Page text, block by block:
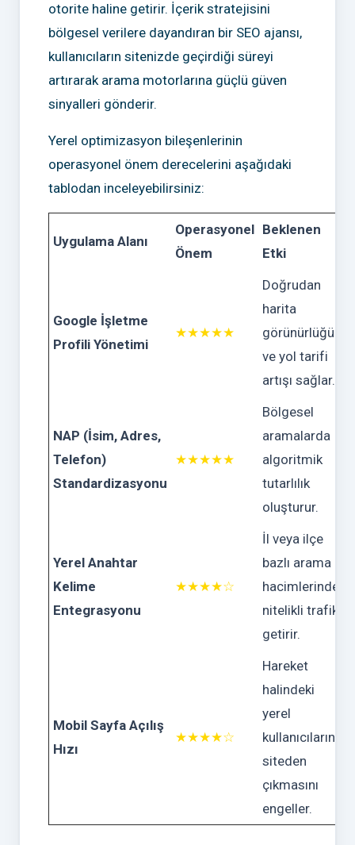
otorite haline getirir. İçerik stratejisini
bölgesel verilere dayandıran bir SEO ajansı,
kullanıcıların sitenizde geçirdiği süreyi
artırarak arama motorlarına güçlü güven
sinyalleri gönderir.
Yerel optimizasyon bileşenlerinin
operasyonel önem derecelerini aşağıdaki
tablodan inceleyebilirsiniz:
Uygulama Alanı
Operasyonel
Önem
Beklenen
Etki
Google İşletme
Profili Yönetimi
★★★★★
Doğrudan
harita
görünürlüğü
ve yol tarifi
artışı sağlar.
NAP (İsim, Adres,
Telefon)
Standardizasyonu
★★★★★
Bölgesel
aramalarda
algoritmik
tutarlılık
oluşturur.
Yerel Anahtar
Kelime
Entegrasyonu
★★★★☆
İl veya ilçe
bazlı arama
hacimlerinde
nitelikli trafik
getirir.
Mobil Sayfa Açılış
Hızı
★★★★☆
Hareket
halindeki
yerel
kullanıcıların
siteden
çıkmasını
engeller.